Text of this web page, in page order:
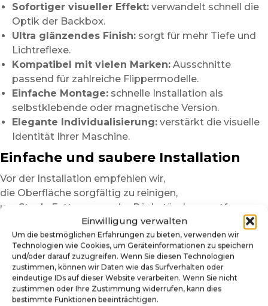
Einwilligung verwalten
Um die bestmöglichen Erfahrungen zu bieten, verwenden wir
Technologien wie Cookies, um Geräteinformationen zu speichern
und/oder darauf zuzugreifen. Wenn Sie diesen Technologien
zustimmen, können wir Daten wie das Surfverhalten oder
eindeutige IDs auf dieser Website verarbeiten. Wenn Sie nicht
zustimmen oder Ihre Zustimmung widerrufen, kann dies
bestimmte Funktionen beeinträchtigen.
Sofortiger visueller Effekt: verwandelt schnell die
Optik der Backbox.
Ultra glänzendes Finish: sorgt für mehr Tiefe und
Lichtreflexe.
Kompatibel mit vielen Marken: Ausschnitte
passend für zahlreiche Flippermodelle.
Einfache Montage: schnelle Installation als
selbstklebende oder magnetische Version.
Elegante Individualisierung: verstärkt die visuelle
Identität Ihrer Maschine.
Einfache und saubere Installation
Vor der Installation empfehlen wir,
die Oberfläche sorgfältig zu reinigen,
um Staub, Fettspuren oder Rückstände zu entfernen.
Dieser Schritt sorgt für bessere Haftung
und ein homogeneres Ergebnis.
Für die Versionen ausselbstklebendem Plexiglas
empfehlen wir,
das Panel zunächst trocken zu positionieren,
um die Ausrichtung zu überprüfen.